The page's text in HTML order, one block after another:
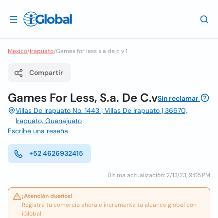
Mexico/Irapuato/Games for less s a de c v 1
Compartir
Games For Less, S.a. De C.vSin reclamar
Villas De Irapuato No. 1443 | Villas De Irapuato | 36670,
Irapuato, Guanajuato
Escribe una reseña
+52 4626932415
Última actualización: 2/13/23, 9:05 PM
¡Atención dueños!
Registra tu comercio ahora e incrementa tu alcance global con
iGlobal.